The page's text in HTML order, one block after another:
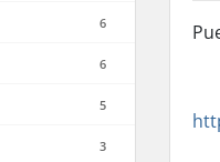
6
6
5
3